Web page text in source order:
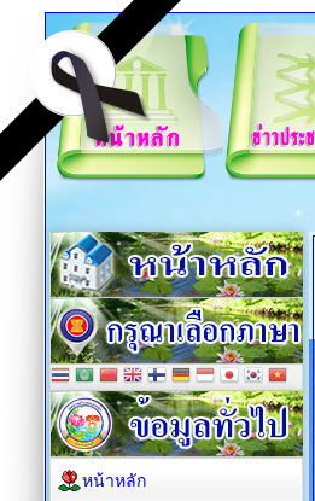
หน้าหลัก